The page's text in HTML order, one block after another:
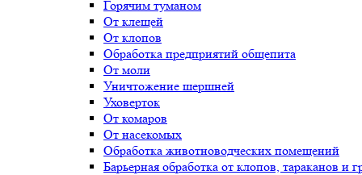
Горячим туманом
От клещей
От клопов
Обработка предприятий общепита
От моли
Уничтожение шершней
Уховерток
От комаров
От насекомых
Обработка животноводческих помещений
Барьерная обработка от клопов, тараканов и